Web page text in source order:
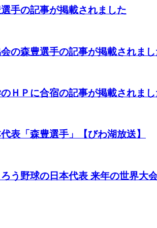
手の記事が掲載されました
の森豊選手の記事が掲載されまし
ＨＰに合宿の記事が掲載されまし
表「森豊選手」【びわ湖放送】
う野球の日本代表 来年の世界大